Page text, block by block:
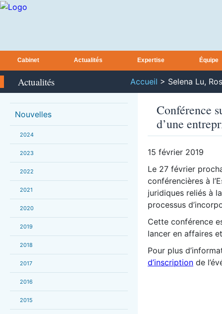
Cabinet Actualités Expertise Équipe
Actualités Accueil > Selena Lu,
Nouvelles
2024
2023
2022
2021
2020
2019
2018
2017
2016
2015
Conférence
d’une
15 février 2019
Le 27 février
conférencières à
juridiques reliés à
processus
Cette conférence
lancer en affaires
Pour plus
d’inscription de